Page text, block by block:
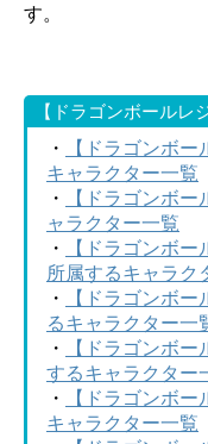
す。
【ドラゴンボールレ
・
【ドラゴンボ
キャラクター一覧
・
【ドラゴンボ
ャラクター一覧
・
【ドラゴンボ
所属するキャラク
・
【ドラゴンボ
るキャラクター一
・
【ドラゴンボ
するキャラクター
・
【ドラゴンボ
キャラクター一覧